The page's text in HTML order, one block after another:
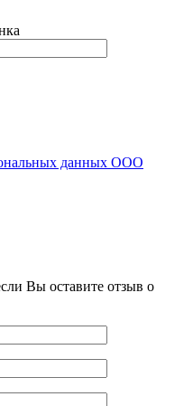
данных ООО
Вы оставите отзыв о